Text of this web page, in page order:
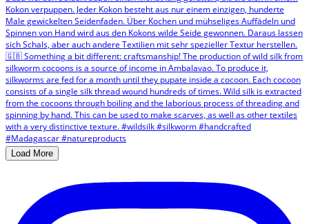
Load More